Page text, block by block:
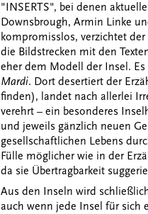
"INSERTS", bei denen
Downsbrough, Armin Linke
kompromisslos, verzichtet
die Bildstrecken mit den
eher dem Modell der Insel.
Mardi. Dort desertiert der
finden), landet nach allerlei
verehrt – ein besonderes
und jeweils gänzlich neuen
gesellschaftlichen Lebens
Fülle möglicher wie in der
da sie Übertragbarkeit
Aus den Inseln wird
auch wenn jede Insel für sich